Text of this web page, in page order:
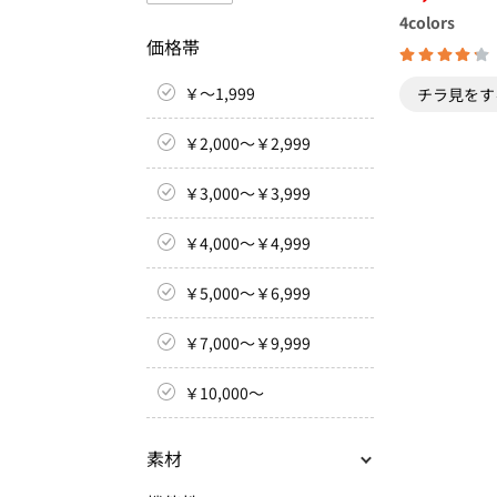
価格帯
￥～1,999
￥2,000～￥2,999
￥3,000～￥3,999
￥4,000～￥4,999
￥5,000～￥6,999
￥7,000～￥9,999
￥10,000～
素材
4colors
チラ見を